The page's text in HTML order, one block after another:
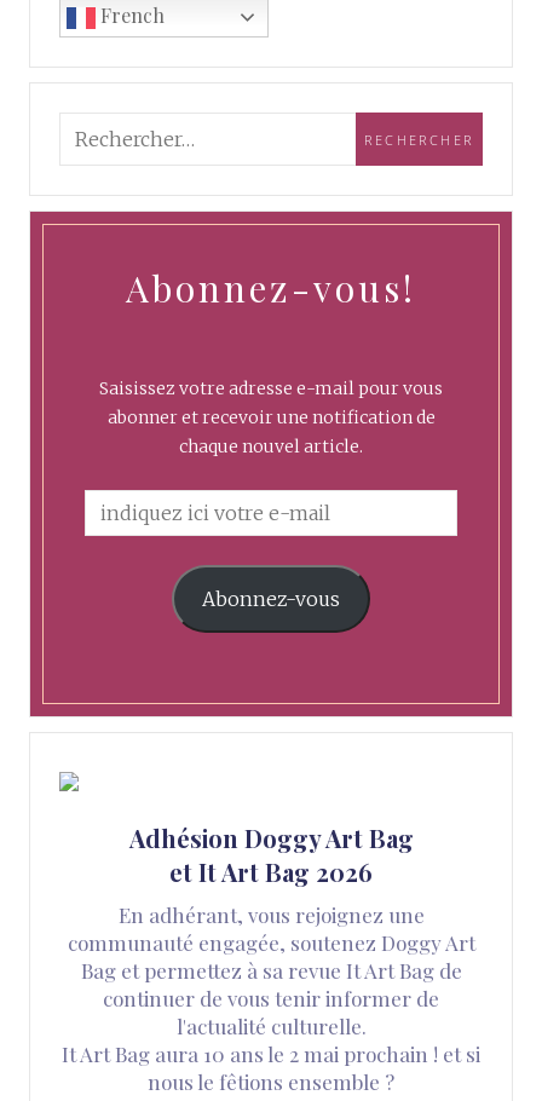
French
Abonnez-vous!
Saisissez votre adresse e-mail pour vous
abonner et recevoir une notification de
chaque nouvel article.
Abonnez-vous
Adhésion Doggy Art Bag
et It Art Bag 2026
En adhérant, vous rejoignez une
communauté engagée, soutenez Doggy Art
Bag et permettez à sa revue It Art Bag de
continuer de vous tenir informer de
l'actualité culturelle.
It Art Bag aura 10 ans le 2 mai prochain ! et si
nous le fêtions ensemble ?